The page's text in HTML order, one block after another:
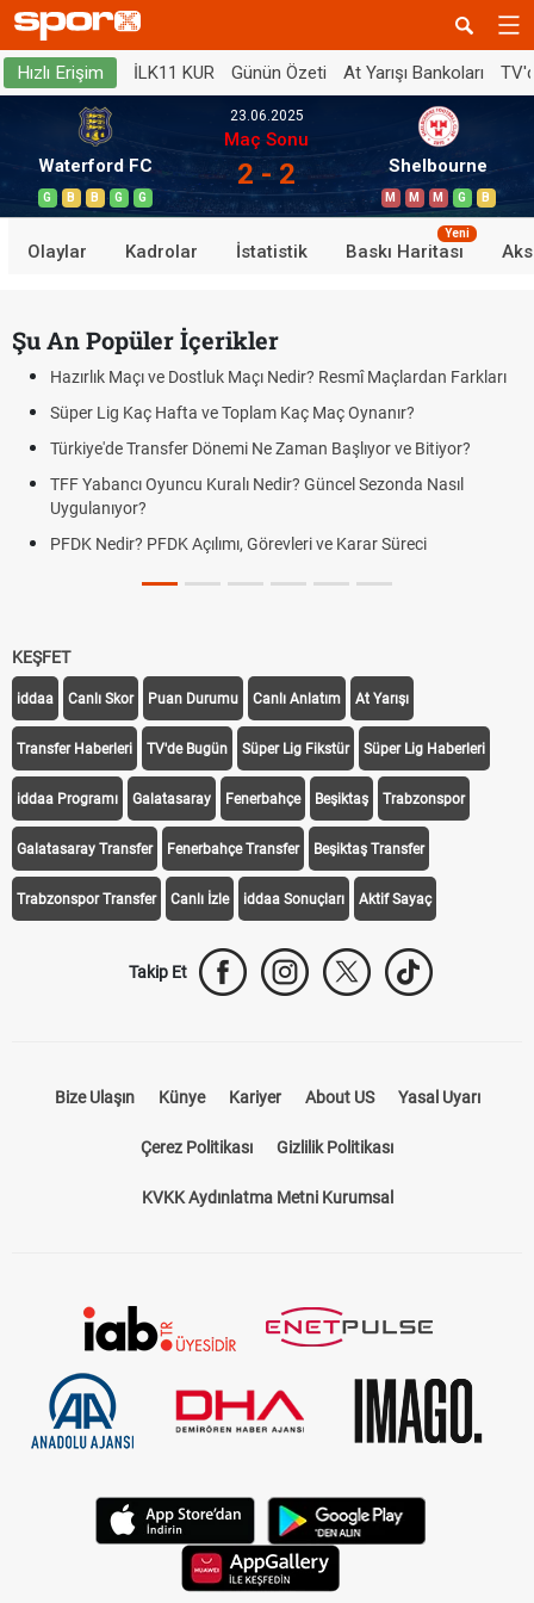
Hızlı Erişim İLK11 KUR Günün Özeti At Yarışı Bankoları
Waterford FC
G B B G G
23.06.2025
Maç Sonu
2 - 2 Shelbourne
M M M G B
Olaylar Kadrolar İstatistik Baskı Haritası
Yeni
Şu An Popüler İçerikler
Hazırlık Maçı ve Dostluk Maçı Nedir? Resmî Maçlardan Farkları
Süper Lig Kaç Hafta ve Toplam Kaç Maç Oynanır?
Türkiye'de Transfer Dönemi Ne Zaman Başlıyor ve Bitiyor?
TFF Yabancı Oyuncu Kuralı Nedir? Güncel Sezonda Nasıl
Uygulanıyor?
PFDK Nedir? PFDK Açılımı, Görevleri ve Karar Süreci
KEŞFET
iddaa Canlı Skor Puan Durumu Canlı Anlatım At Yarışı
Transfer Haberleri TV'de Bugün Süper Lig Fikstür Süper Lig Haberleri
iddaa Programı Galatasaray Fenerbahçe Beşiktaş Trabzonspor
Galatasaray Transfer Fenerbahçe Transfer Beşiktaş Transfer
Trabzonspor Transfer Canlı İzle iddaa Sonuçları Aktif Sayaç
Takip Et
Bize Ulaşın Künye Kariyer About US Yasal Uyarı
Çerez Politikası Gizlilik Politikası
KVKK Aydınlatma Metni Kurumsal